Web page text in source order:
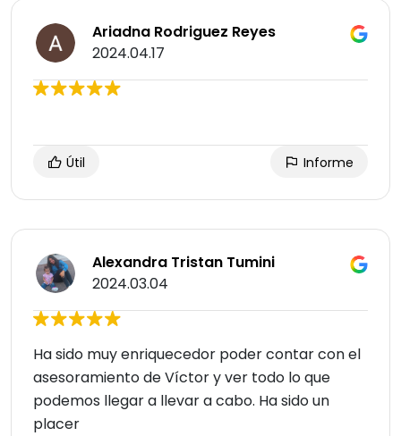
Ariadna Rodriguez Reyes
2024.04.17
Útil Informe
Alexandra Tristan Tumini
2024.03.04
Ha sido muy enriquecedor poder contar con el
asesoramiento de Víctor y ver todo lo que
podemos llegar a llevar a cabo. Ha sido un
placer